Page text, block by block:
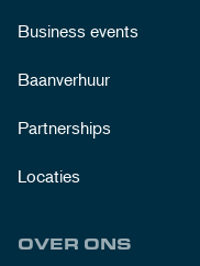
Business events
Baanverhuur
Partnerships
Locaties
OVER ONS